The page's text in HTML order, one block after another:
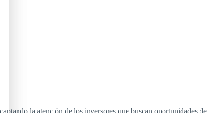
la atención de los inversores que buscan oportunidades de